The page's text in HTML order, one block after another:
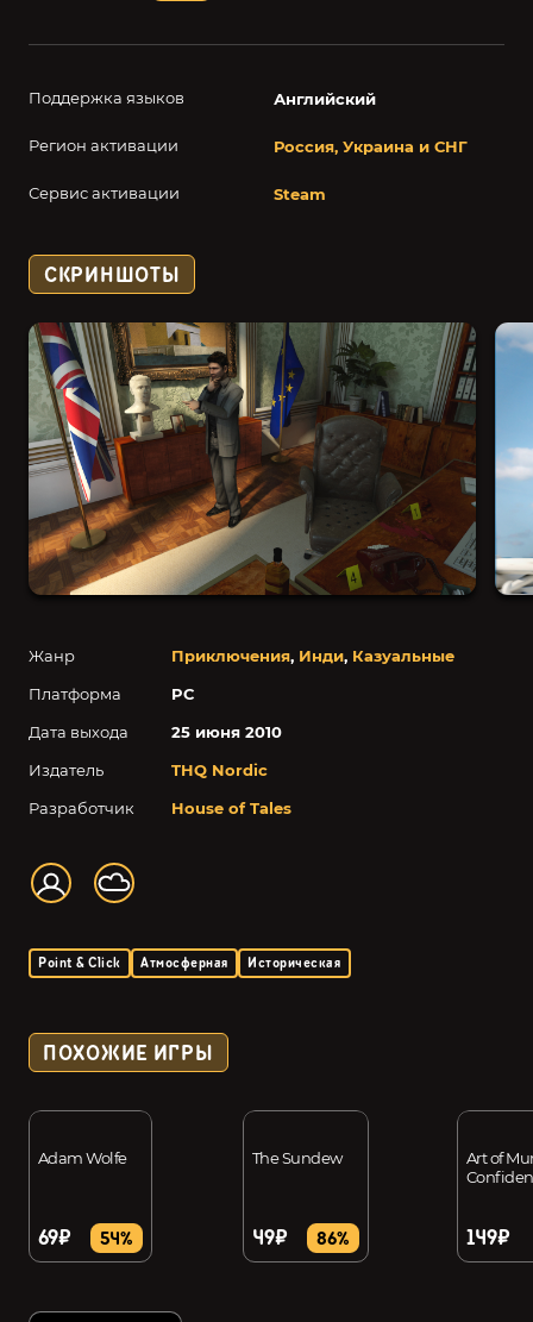
Поддержка языков Английский
Регион активации Россия, Украина и СНГ
Сервис активации Steam
Жанр Приключения, Инди, Казуальные
Платформа
PC
Дата выхода
25 июня 2010
Издатель
THQ Nordic
Разработчик
House of Tales
Point & Click Атмосферная Историческая
СКРИНШОТЫ
ПОХОЖИЕ ИГРЫ
Adam Wolfe
69₽ 54%
The Sundew
49₽ 86%
Art of
149₽